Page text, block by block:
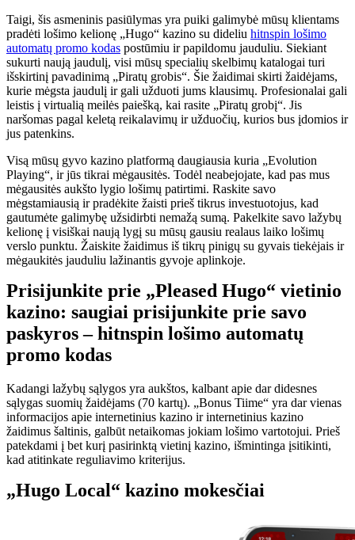
Taigi, šis asmeninis pasiūlymas yra puiki galimybė mūsų klientams
pradėti lošimo kelionę „Hugo“ kazino su dideliu hitnspin lošimo
automatų promo kodas postūmiu ir papildomu jauduliu. Siekiant
sukurti naują jaudulį, visi mūsų specialių skelbimų katalogai turi
išskirtinį pavadinimą „Piratų grobis“. Šie žaidimai skirti žaidėjams,
kurie mėgsta jaudulį ir gali užduoti jums klausimų. Profesionalai gali
leistis į virtualią meilės paiešką, kai rasite „Piratų grobį“. Jis
naršomas pagal keletą reikalavimų ir užduočių, kurios bus įdomios ir
jus patenkins.
Visą mūsų gyvo kazino platformą daugiausia kuria „Evolution
Playing“, ir jūs tikrai mėgausitės. Todėl neabejojate, kad pas mus
mėgausitės aukšto lygio lošimų patirtimi. Raskite savo
mėgstamiausią ir pradėkite žaisti prieš tikrus investuotojus, kad
gautumėte galimybę užsidirbti nemažą sumą. Pakelkite savo lažybų
kelionę į visiškai naują lygį su mūsų gausiu realaus laiko lošimų
verslo punktu. Žaiskite žaidimus iš tikrų pinigų su gyvais tiekėjais ir
mėgaukitės jauduliu lažinantis gyvoje aplinkoje.
Prisijunkite prie „Pleased Hugo“ vietinio
kazino: saugiai prisijunkite prie savo
paskyros – hitnspin lošimo automatų
promo kodas
Kadangi lažybų sąlygos yra aukštos, kalbant apie dar didesnes
sąlygas suomių žaidėjams (70 kartų). „Bonus Tiime“ yra dar vienas
informacijos apie internetinius kazino ir internetinius kazino
žaidimus šaltinis, galbūt netaikomas jokiam lošimo vartotojui. Prieš
patekdami į bet kurį pasirinktą vietinį kazino, išmintinga įsitikinti,
kad atitinkate reguliavimo kriterijus.
„Hugo Local“ kazino mokesčiai